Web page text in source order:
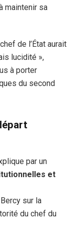
maintenir sa
de l’État aurait
lucidité »,
à porter
du second
par un
et
sur la
du chef du